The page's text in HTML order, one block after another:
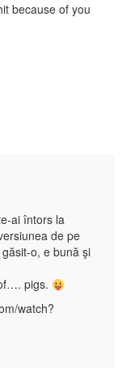
because of you
ai întors la
de pe
o, e bună şi
pigs.
watch?